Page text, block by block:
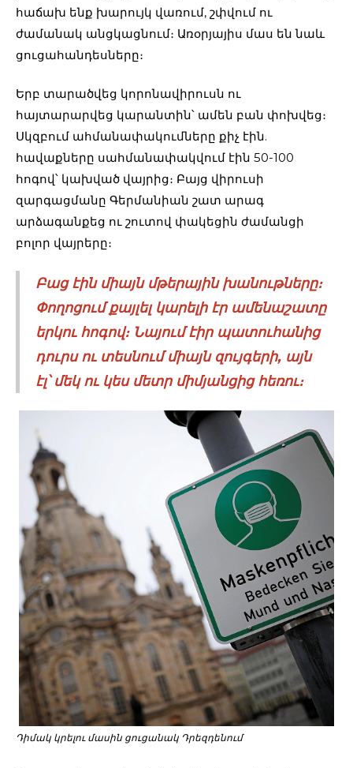
հաճախ ենք խարույկ վառում, շփվում ու
ժամանակ անցկացնում։ Առօրյայիս մաս են նաև
ցուցահանդեսները։
Երբ տարածվեց կորոնավիրուսն ու
հայտարարվեց կարանտին՝ ամեն բան փոխվեց։
Սկզբում ահմանափակումները քիչ էին.
հավաքները սահմանափակվում էին 50-100
հոգով՝ կախված վայրից։ Բայց վիրուսի
զարգացմանը Գերմանիան շատ արագ
արձագանքեց ու շուտով փակեցին ժամանցի
բոլոր վայրերը։
Բաց էին միայն մթերային խանութները։
Փողոցում քայլել կարելի էր ամենաշատը
երկու հոգով։ Նայում էիր պատուհանից
դուրս ու տեսնում միայն զույգերի, այն
էլ՝ մեկ ու կես մետր միմյանցից հեռու։
Դիմակ կրելու մասին ցուցանակ Դրեզդենում